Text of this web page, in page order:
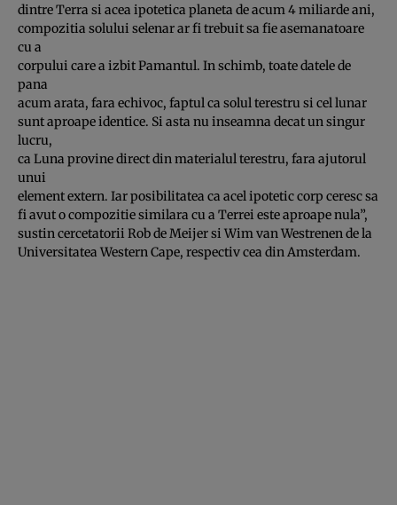
dintre Terra si acea ipotetica planeta de acum 4 miliarde ani,
compozitia solului selenar ar fi trebuit sa fie asemanatoare
cu a
corpului care a izbit Pamantul. In schimb, toate datele de
pana
acum arata, fara echivoc, faptul ca solul terestru si cel lunar
sunt aproape identice. Si asta nu inseamna decat un singur
lucru,
ca Luna provine direct din materialul terestru, fara ajutorul
unui
element extern. Iar posibilitatea ca acel ipotetic corp ceresc sa
fi avut o compozitie similara cu a Terrei este aproape nula”,
sustin cercetatorii Rob de Meijer si Wim van Westrenen de la
Universitatea Western Cape, respectiv cea din Amsterdam.